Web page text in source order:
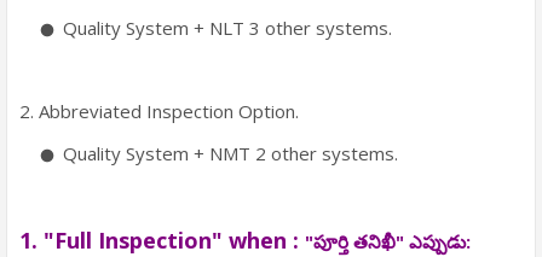
Quality System + NLT 3 other systems.
2. Abbreviated Inspection Option.
Quality System + NMT 2 other systems.
1. "Full Inspection" when : "పూర్తి తనిఖీ" ఎప్పుడు: